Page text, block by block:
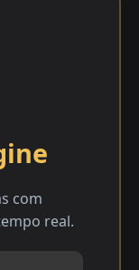
com
real.